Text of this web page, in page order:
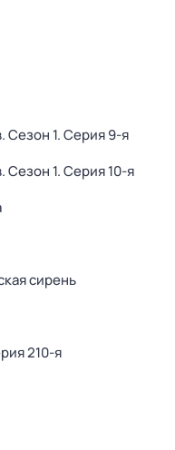
. Сезон 1. Серия 9-я
. Сезон 1. Серия 10-я
сирень
210-я